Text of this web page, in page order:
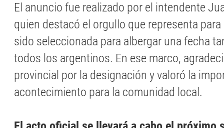
El anuncio fue realizado por el intendente
quien destacó el orgullo que representa
sido seleccionada para albergar una fecha
todos los argentinos. En ese marco,
provincial por la designación y valoró la
acontecimiento para la comunidad local.